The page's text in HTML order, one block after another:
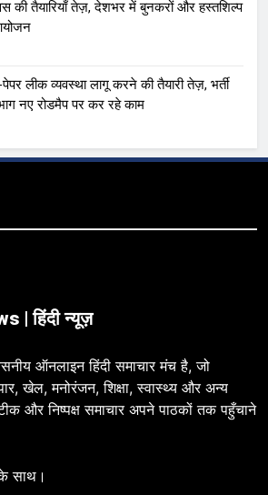
की तैयारियाँ तेज़, देशभर में बुनकरों और हस्तशिल्प
पेपर लीक व्यवस्था लागू करने की तैयारी तेज़, भर्ती
नए रोडमैप पर कर रहे काम
| हिंदी न्यूज़
ऑनलाइन हिंदी समाचार मंच है, जो
खेल, मनोरंजन, शिक्षा, स्वास्थ्य और अन्य
और निष्पक्ष समाचार अपने पाठकों तक पहुँचाने
साथ।